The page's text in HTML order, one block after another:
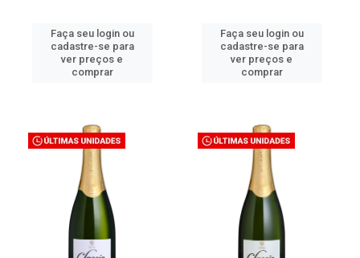
Faça seu login ou
cadastre-se para
ver preços e
comprar
Faça seu login ou
cadastre-se para
ver preços e
comprar